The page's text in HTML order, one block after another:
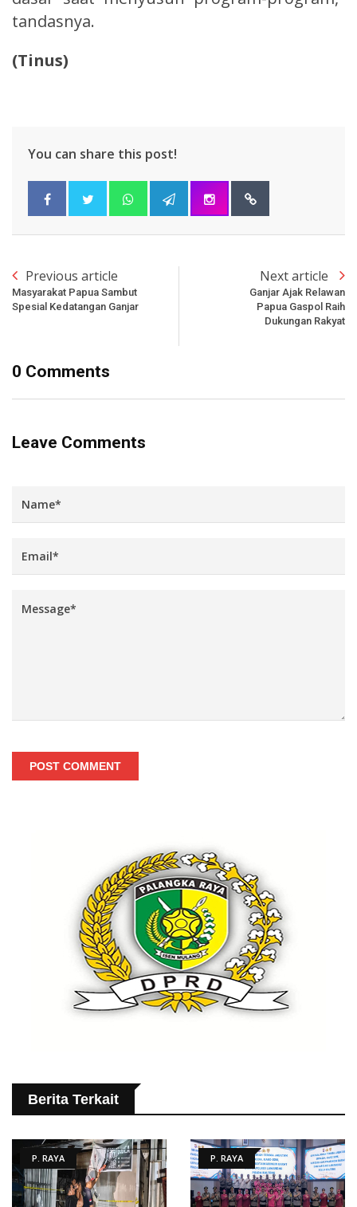
tandasnya.
(Tinus)
You can share this post!
Previous article
Masyarakat Papua Sambut
Spesial Kedatangan Ganjar
Next article
Ganjar Ajak Relawan
Papua Gaspol Raih
Dukungan Rakyat
0 Comments
Leave Comments
POST COMMENT
Berita Terkait
P. RAYA P. RAYA